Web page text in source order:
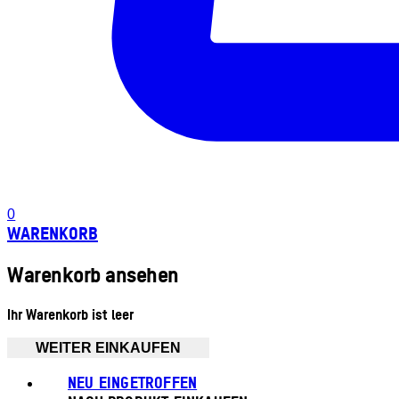
0
WARENKORB
Warenkorb ansehen
Ihr Warenkorb ist leer
WEITER EINKAUFEN
NEU EINGETROFFEN